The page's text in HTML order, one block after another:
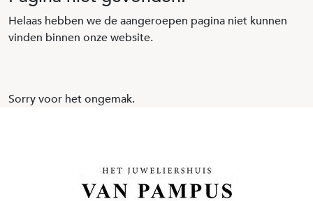
Helaas hebben we de aangeroepen pagina niet kunnen
vinden binnen onze website.
Sorry voor het ongemak.